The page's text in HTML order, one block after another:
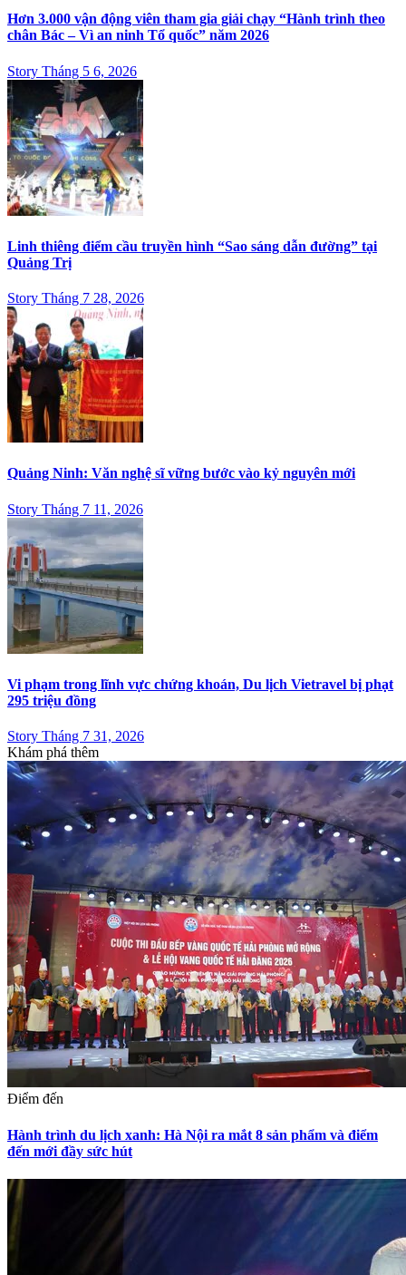
Hơn 3.000 vận động viên tham gia giải chạy “Hành trình theo
chân Bác – Vì an ninh Tổ quốc” năm 2026
Story Tháng 5 6, 2026
Linh thiêng điểm cầu truyền hình “Sao sáng dẫn đường” tại
Quảng Trị
Story Tháng 7 28, 2026
Quảng Ninh: Văn nghệ sĩ vững bước vào kỷ nguyên mới
Story Tháng 7 11, 2026
Vi phạm trong lĩnh vực chứng khoán, Du lịch Vietravel bị phạt
295 triệu đồng
Story Tháng 7 31, 2026
Khám phá thêm
Điểm đến
Hành trình du lịch xanh: Hà Nội ra mắt 8 sản phẩm và điểm
đến mới đầy sức hút